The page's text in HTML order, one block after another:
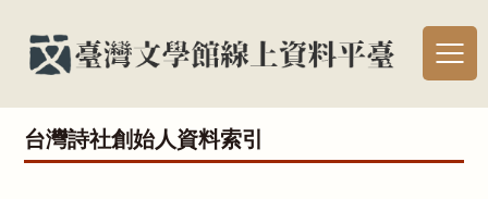
台灣詩社創始人資料索引